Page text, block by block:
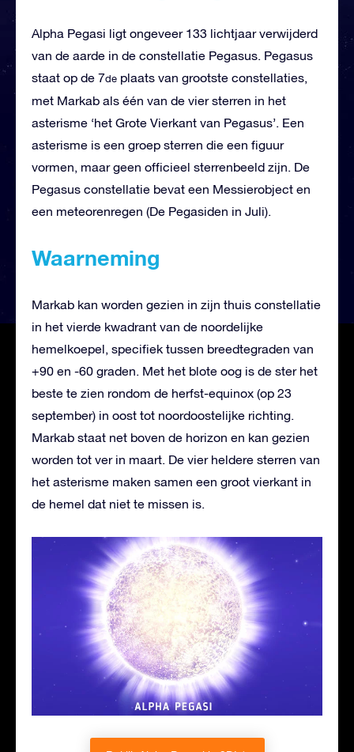
Alpha Pegasi ligt ongeveer 133 lichtjaar verwijderd
van de aarde in de constellatie Pegasus. Pegasus
staat op de 7de plaats van grootste constellaties,
met Markab als één van de vier sterren in het
asterisme ‘het Grote Vierkant van Pegasus’. Een
asterisme is een groep sterren die een figuur
vormen, maar geen officieel sterrenbeeld zijn. De
Pegasus constellatie bevat een Messierobject en
een meteorenregen (De Pegasiden in Juli).
Waarneming
Markab kan worden gezien in zijn thuis constellatie
in het vierde kwadrant van de noordelijke
hemelkoepel, specifiek tussen breedtegraden van
+90 en -60 graden. Met het blote oog is de ster het
beste te zien rondom de herfst-equinox (op 23
september) in oost tot noordoostelijke richting.
Markab staat net boven de horizon en kan gezien
worden tot ver in maart. De vier heldere sterren van
het asterisme maken samen een groot vierkant in
de hemel dat niet te missen is.